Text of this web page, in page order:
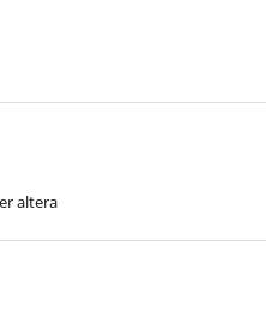
altera